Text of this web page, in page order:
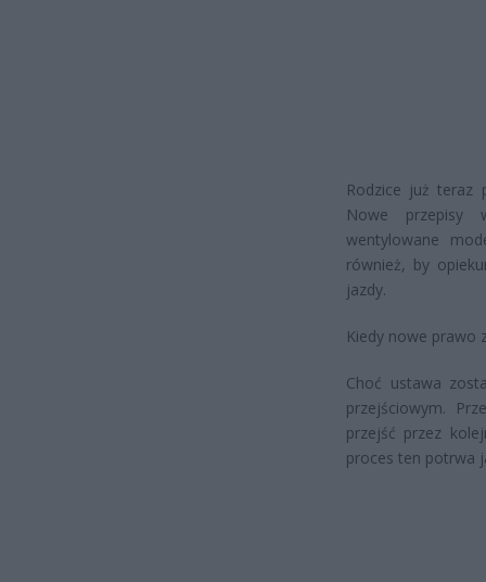
Rodzice już teraz
Nowe przepisy
wentylowane
również, by
jazdy.
Kiedy nowe prawo
Choć ustawa
przejściowym.
przejść przez
proces ten potrwa